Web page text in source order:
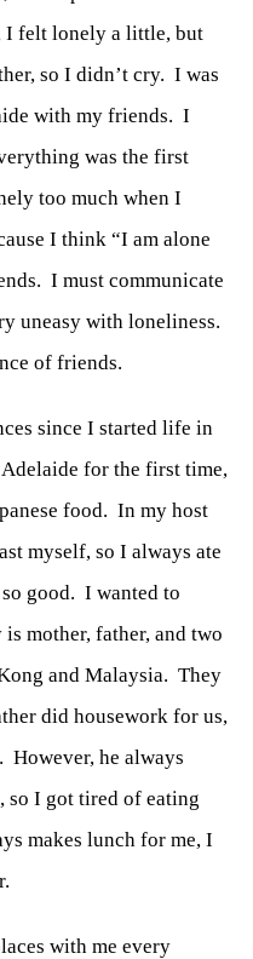
I felt lonely a little, but
so I didn’t cry. I was
with my friends. I
was the first
too much when I
I think “I am alone
I must communicate
uneasy with loneliness.
of friends.
since I started life in
for the first time,
food. In my host
myself, so I always ate
good. I wanted to
mother, father, and two
and Malaysia. They
did housework for us,
However, he always
so I got tired of eating
makes lunch for me, I
with me every